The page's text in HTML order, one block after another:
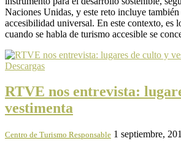
Naciones Unidas, y este reto incluye también
accesibilidad universal. En este contexto, es
cuando se habla de turismo accesible se
Descargas
RTVE nos entrevista:
vestimenta
Centro de Turismo Responsable 1 septiembre,